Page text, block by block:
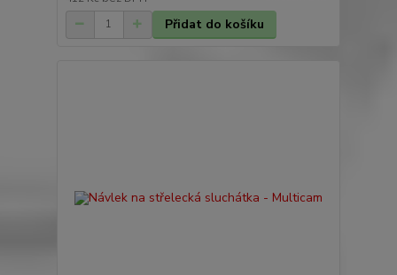
Přidat do košíku